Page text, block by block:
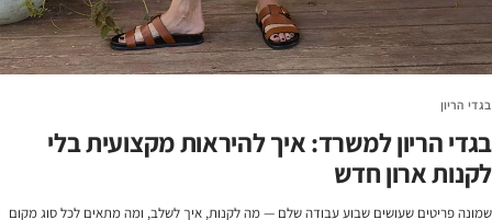
בגדי הריון
בגדי הריון למשרד: איך להיראות מקצועית בלי
לקנות ארון חדש
שמונה פריטים שעושים שבוע עבודה שלם — מה לקנות, איך לשלב, ומה מתאים לכל סוג מקום